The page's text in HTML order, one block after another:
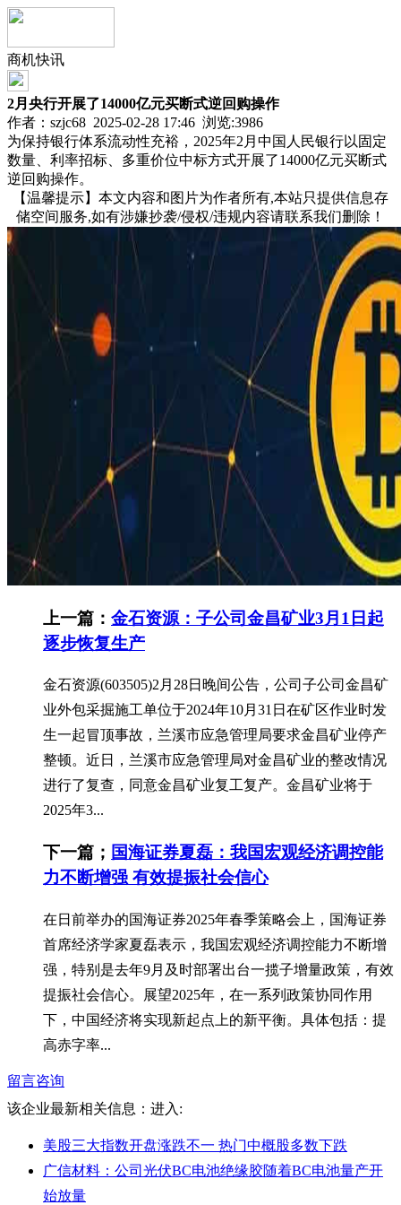
商机快讯
2月央行开展了14000亿元买断式逆回购操作
作者：szjc68 2025-02-28 17:46 浏览:3986
为保持银行体系流动性充裕，2025年2月中国人民银行以固定
数量、利率招标、多重价位中标方式开展了14000亿元买断式
逆回购操作。
【温馨提示】本文内容和图片为作者所有,本站只提供信息存
储空间服务,如有涉嫌抄袭/侵权/违规内容请联系我们删除！
上一篇： 金石资源：子公司金昌矿业3月1日起
逐步恢复生产
金石资源(603505)2月28日晚间公告，公司子公司金昌矿
业外包采掘施工单位于2024年10月31日在矿区作业时发
生一起冒顶事故，兰溪市应急管理局要求金昌矿业停产
整顿。近日，兰溪市应急管理局对金昌矿业的整改情况
进行了复查，同意金昌矿业复工复产。金昌矿业将于
2025年3...
下一篇； 国海证券夏磊：我国宏观经济调控能
力不断增强 有效提振社会信心
在日前举办的国海证券2025年春季策略会上，国海证券
首席经济学家夏磊表示，我国宏观经济调控能力不断增
强，特别是去年9月及时部署出台一揽子增量政策，有效
提振社会信心。展望2025年，在一系列政策协同作用
下，中国经济将实现新起点上的新平衡。具体包括：提
高赤字率...
留言咨询
该企业最新相关信息： 进入:
美股三大指数开盘涨跌不一 热门中概股多数下跌
广信材料：公司光伏BC电池绝缘胶随着BC电池量产开
始放量